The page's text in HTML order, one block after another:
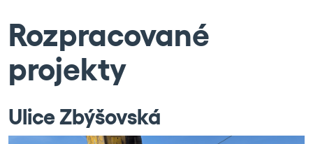
Rozpracované
projekty
Ulice Zbýšovská